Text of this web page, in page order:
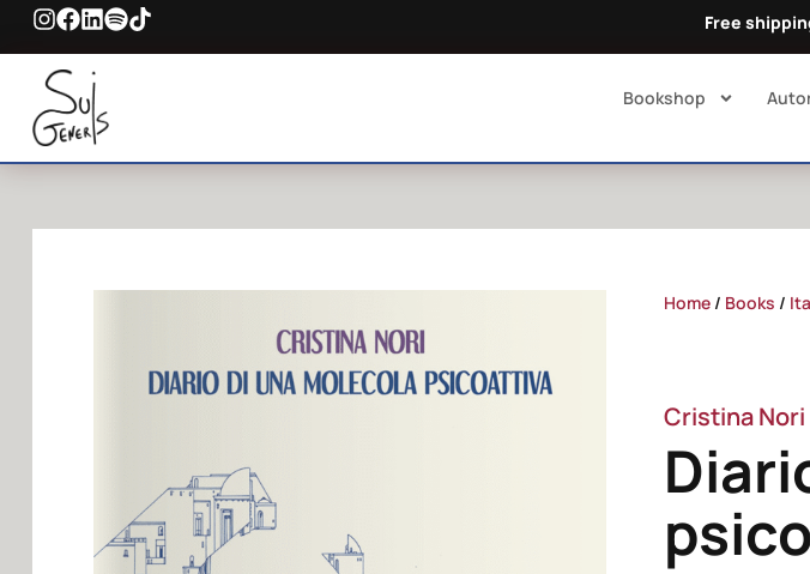
Free
Bookshop
Home/ Books /
Cristina Nori